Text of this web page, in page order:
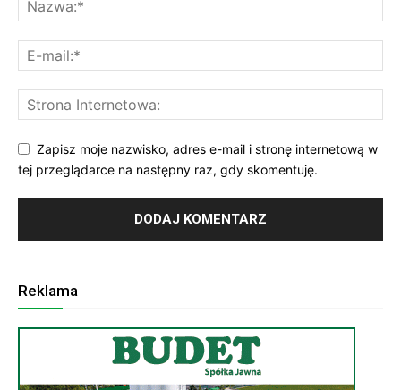
Zapisz moje nazwisko, adres e-mail i stronę internetową w
tej przeglądarce na następny raz, gdy skomentuję.
Reklama